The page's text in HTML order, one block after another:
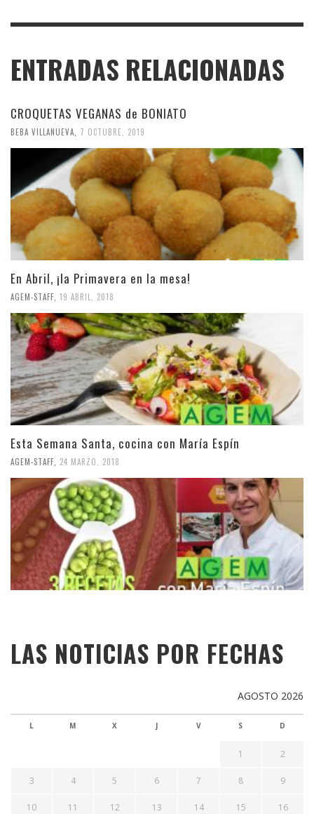
ENTRADAS RELACIONADAS
CROQUETAS VEGANAS de BONIATO
BEBA VILLANUEVA 7 OCTUBRE, 2019
En Abril, ¡la Primavera en la mesa!
AGEM-STAFF 19 ABRIL, 2018
Esta Semana Santa, cocina con María Espín
AGEM-STAFF 24 MARZO, 2018
LAS NOTICIAS POR FECHAS
AGOSTO 2026
L M X J V S D
1 2
3 4 5 6 7 8 9
10 11 12 13 14 15 16